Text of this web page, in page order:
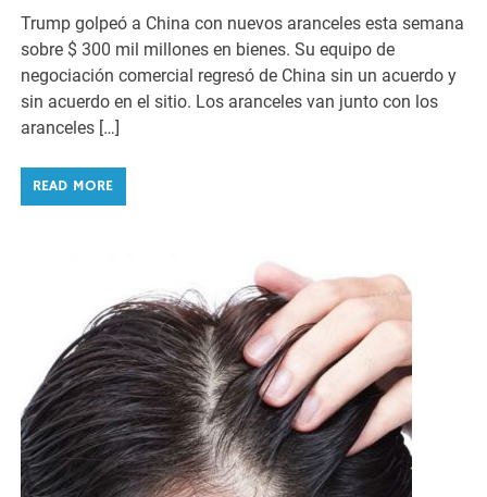
Trump golpeó a China con nuevos aranceles esta semana
sobre $ 300 mil millones en bienes. Su equipo de
negociación comercial regresó de China sin un acuerdo y
sin acuerdo en el sitio. Los aranceles van junto con los
aranceles […]
READ MORE